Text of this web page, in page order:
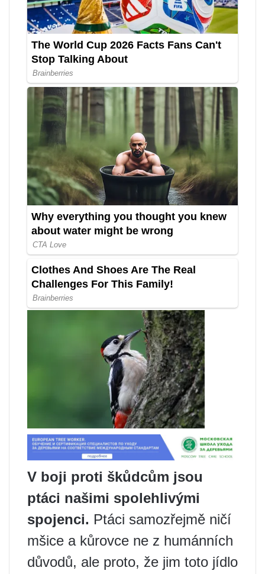
V boji proti škůdcům jsou
ptáci našimi spolehlivými
spojenci. Ptáci samozřejmě ničí
mšice a kůrovce ne z humánních
důvodů, ale proto, že jim toto jídlo